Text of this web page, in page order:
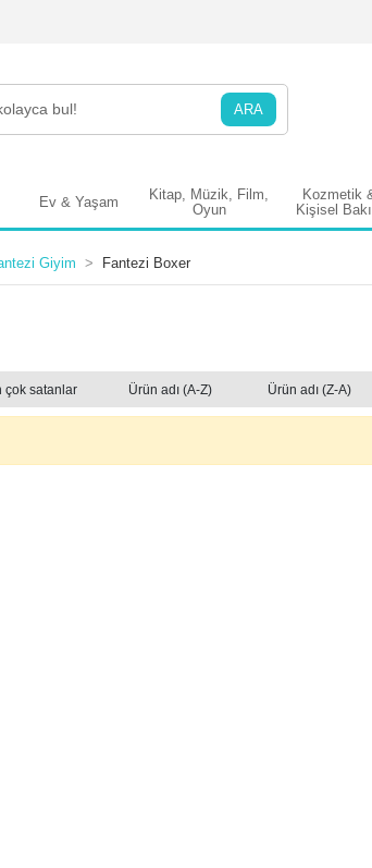
ARA
Ev & Yaşam
Kitap, Müzik, Film,
Oyun
Kozmetik
Kişisel
Giyim Fantezi Boxer
çok satanlar Ürün adı (A-Z) Ürün adı (Z-A)